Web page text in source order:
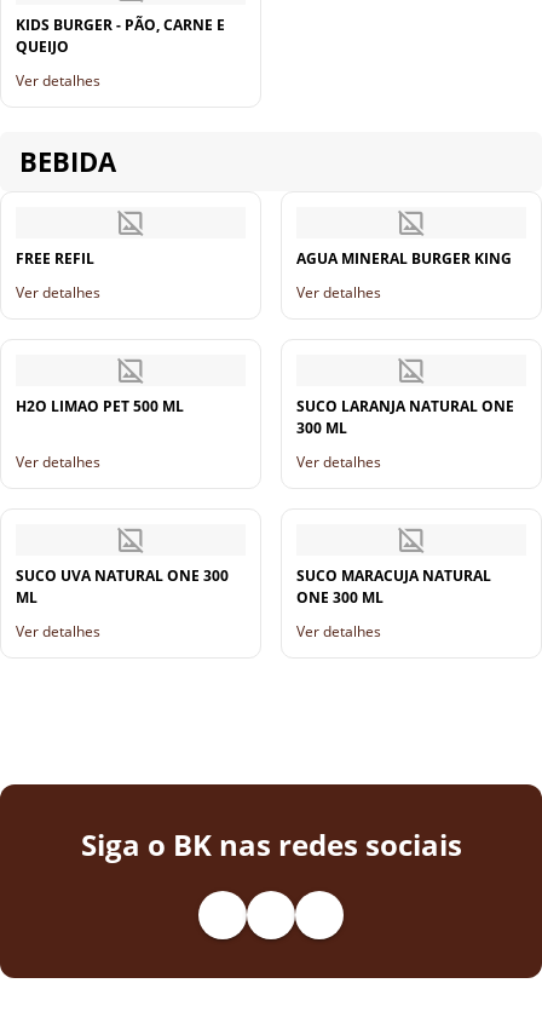
KIDS BURGER - PÃO, CARNE E
QUEIJO
Ver detalhes
BEBIDA
FREE REFIL
Ver detalhes
AGUA MINERAL BURGER KING
Ver detalhes
H2O LIMAO PET 500 ML
Ver detalhes
SUCO LARANJA NATURAL ONE
300 ML
Ver detalhes
SUCO UVA NATURAL ONE 300
ML
Ver detalhes
SUCO MARACUJA NATURAL
ONE 300 ML
Ver detalhes
Siga o BK nas redes sociais